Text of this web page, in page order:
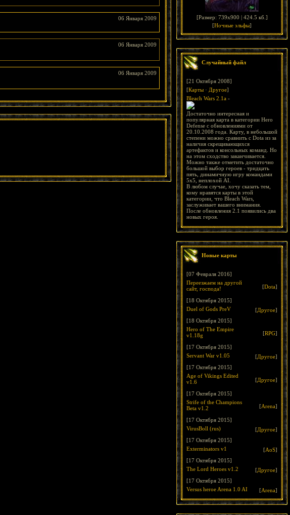
06 Января 2009
06 Января 2009
06 Января 2009
[Размер: 739x900 | 424.5 кб. ]
[Ночные эльфы]
Случайный файл
[21 Октября 2008]
[Карты · Другое]
Bleach Wars 2.1a -
Достаточно интересная и
популярная карта в категории Hero
Defense с обновлениями от
20.10.2008 года. Карту, в небольшой
степени можно сравнить с Dota из за
наличия скрещивающихся
артефактов и консольных команд. Но
на этом сходство заканчивается.
Можно также отметить достаточно
большой выбор героев - тридцать
пять, динамичную игру командами
5х5, неплохой AI.
В любом случае, хочу сказать тем,
кому нравятся карты в этой
категории, что Bleach Wars,
заслуживает вашего внимания.
После обновления 2.1 появились два
новых героя.
Новые карты
[07 Февраля 2016]
Переезжаем на другой
сайт, господа!
[Dota]
[18 Октября 2015]
Duel of Gods PreV
[Другое]
[18 Октября 2015]
Hero of The Empire
v1.18g
[RPG]
[17 Октября 2015]
Servant War v1.05
[Другое]
[17 Октября 2015]
Age of Vikings Edited
v1.6
[Другое]
[17 Октября 2015]
Strife of the Champions
Beta v1.2
[Arena]
[17 Октября 2015]
VirusBoll (rus)
[Другое]
[17 Октября 2015]
Exterminators v1
[AoS]
[17 Октября 2015]
The Lord Heroes v1.2
[Другое]
[17 Октября 2015]
Versus heroe Arena 1.0 AI
[Arena]